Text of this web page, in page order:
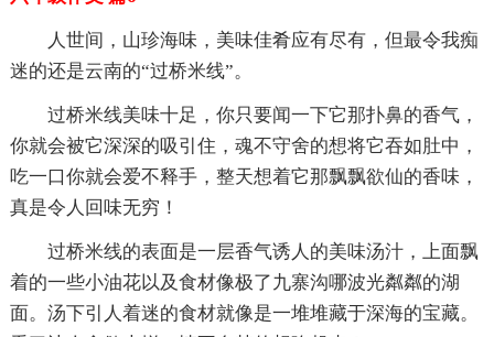
人世间，山珍海味，美味佳肴应有尽有，但最令我痴
迷的还是云南的“过桥米线”。
过桥米线美味十足，你只要闻一下它那扑鼻的香气，
你就会被它深深的吸引住，魂不守舍的想将它吞如肚中，
吃一口你就会爱不释手，整天想着它那飘飘欲仙的香味，
真是令人回味无穷！
过桥米线的表面是一层香气诱人的美味汤汁，上面飘
着的一些小油花以及食材像极了九寨沟哪波光粼粼的湖
面。汤下引人着迷的食材就像是一堆堆藏于深海的宝藏。